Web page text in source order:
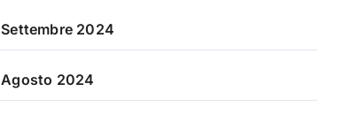
Settembre 2024
Agosto 2024